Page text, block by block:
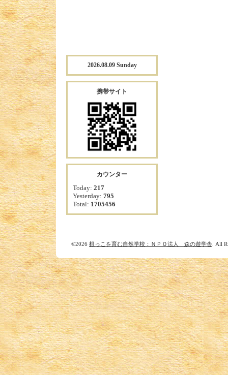
2026.08.09 Sunday
携帯サイト
カウンター
Today: 217
Yesterday: 795
Total: 1705456
©2026 根っこを育む自然学校：ＮＰＯ法人 森の遊学舎 . All